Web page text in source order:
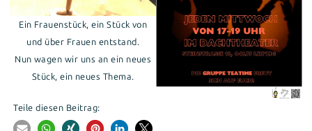
Ein Frauenstück, ein Stück von
und über Frauen entstand.
Nun wagen wir uns an ein neues
Stück, ein neues Thema.
Teile diesen Beitrag: